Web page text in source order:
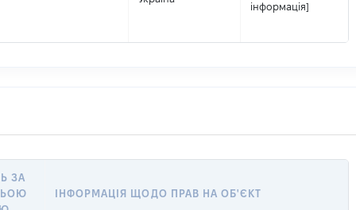
інформація]
ЗА
ІНФОРМАЦІЯ ЩОДО ПРАВ НА ОБ'ЄКТ